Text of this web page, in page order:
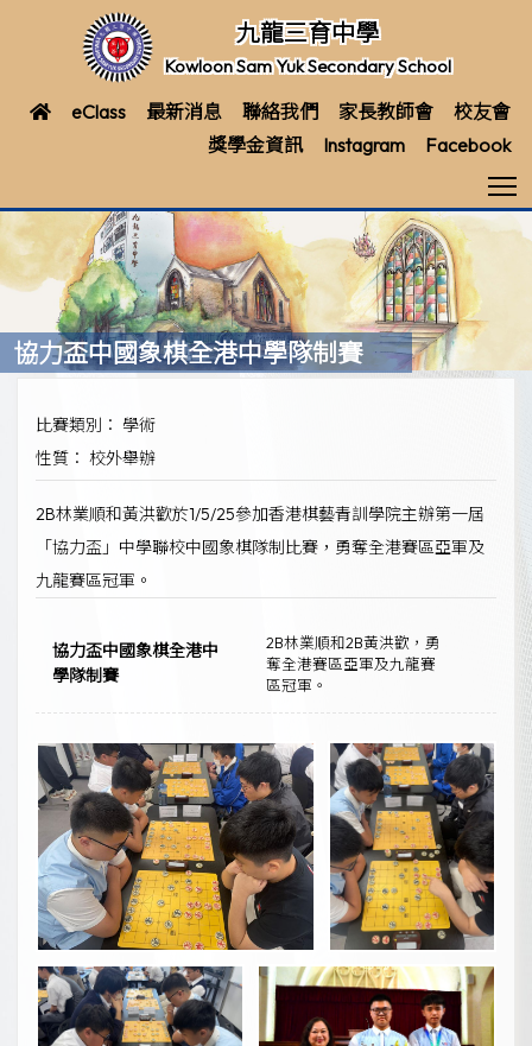
九龍三育中學
Kowloon Sam Yuk Secondary School
eClass 最新消息 聯絡我們 家長教師會
校友會
獎學金資訊
Instagram Facebook
協力盃中國象棋全港中學隊制賽
比賽類別： 學術
性質： 校外舉辦
2B林業順和黃洪歡於1/5/25參加香港棋藝青訓學院主辦第一屆
「協力盃」中學聯校中國象棋隊制比賽，勇奪全港賽區亞軍及
九龍賽區冠軍。
協力盃中國象棋全港中
學隊制賽
2B林業順和2B黃洪歡，勇
奪全港賽區亞軍及九龍賽
區冠軍。